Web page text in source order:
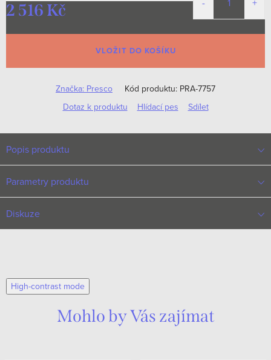
2 516 Kč
cena:
VLOŽIT DO KOŠÍKU
Značka: Presco Kód produktu: PRA-7757
Dotaz k produktu
Hlídací pes Sdílet
Popis produktu
Parametry produktu
Diskuze
High-contrast mode
Mohlo by Vás zajímat